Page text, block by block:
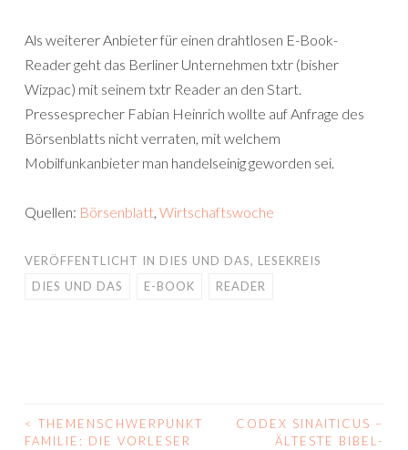
Als weiterer Anbieter für einen drahtlosen E-Book-
Reader geht das Berliner Unternehmen txtr (bisher
Wizpac) mit seinem txtr Reader an den Start.
Pressesprecher Fabian Heinrich wollte auf Anfrage des
Börsenblatts nicht verraten, mit welchem
Mobilfunkanbieter man handelseinig geworden sei.
Quellen: Börsenblatt, Wirtschaftswoche
VERÖFFENTLICHT IN DIES UND DAS, LESEKREIS
DIES UND DAS
E-BOOK READER
BEITRAGS-
< THEMENSCHWERPUNKT
FAMILIE: DIE VORLESER
CODEX SINAITICUS –
ÄLTESTE BIBEL-